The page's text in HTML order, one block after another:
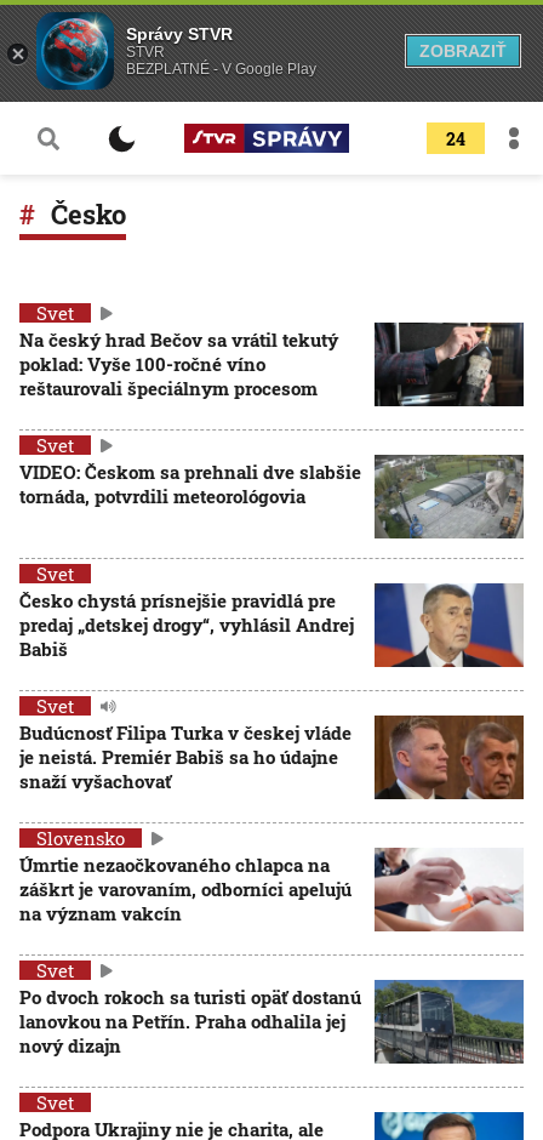
24
Česko
Svet
Na český hrad Bečov sa vrátil tekutý
poklad: Vyše 100-ročné víno
reštaurovali špeciálnym procesom
Svet
VIDEO: Českom sa prehnali dve slabšie
tornáda, potvrdili meteorológovia
Svet
Česko chystá prísnejšie pravidlá pre
predaj „detskej drogy“, vyhlásil Andrej
Babiš
Svet
Budúcnosť Filipa Turka v českej vláde
je neistá. Premiér Babiš sa ho údajne
snaží vyšachovať
Slovensko
Úmrtie nezaočkovaného chlapca na
záškrt je varovaním, odborníci apelujú
na význam vakcín
Svet
Po dvoch rokoch sa turisti opäť dostanú
lanovkou na Petřín. Praha odhalila jej
nový dizajn
Svet
Podpora Ukrajiny nie je charita, ale
Správy STVR
STVR
BEZPLATNÉ - V Google Play
ZOBRAZIŤ